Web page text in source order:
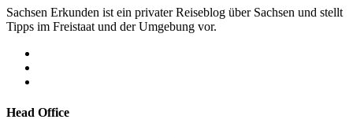
Sachsen Erkunden ist ein privater Reiseblog über Sachsen und stellt
Tipps im Freistaat und der Umgebung vor.
Head Office